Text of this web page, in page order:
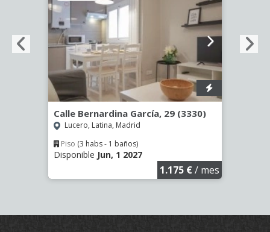
Calle Bernardina García, 29 (3330)
Lucero, Latina, Madrid
Piso (3 habs - 1 baños)
Disponible Jun, 1 2027
1.175 €/ mes